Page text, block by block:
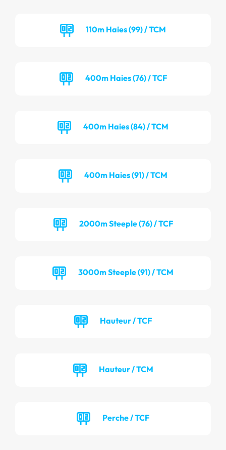
110m Haies (99) / TCM
400m Haies (76) / TCF
400m Haies (84) / TCM
400m Haies (91) / TCM
2000m Steeple (76) / TCF
3000m Steeple (91) / TCM
Hauteur / TCF
Hauteur / TCM
Perche / TCF